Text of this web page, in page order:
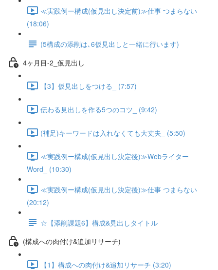
≪実践例ー構成(仮見出し決定前)≫仕事 つまらない
(18:06)
(5構成の添削は､6仮見出しと一緒に行います)
4ヶ月目-2_仮見出し
【3】仮見出しをつける_ (7:57)
伝わる見出しを作る5つのコツ_ (9:42)
(補足)キーワードは入れなくても大丈夫_ (5:50)
≪実践例ー構成(仮見出し決定後)≫Webライター
Word_ (10:30)
≪実践例ー構成(仮見出し決定後)≫仕事 つまらない
(20:12)
☆【添削課題6】構成&見出しタイトル
(構成への肉付け&追加リサーチ)
【1】構成への肉付け&追加リサーチ (3:20)